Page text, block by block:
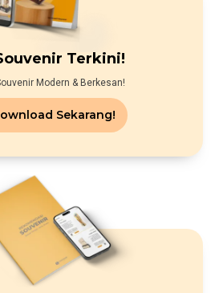
Terkini!
Modern & Berkesan!
Sekarang!